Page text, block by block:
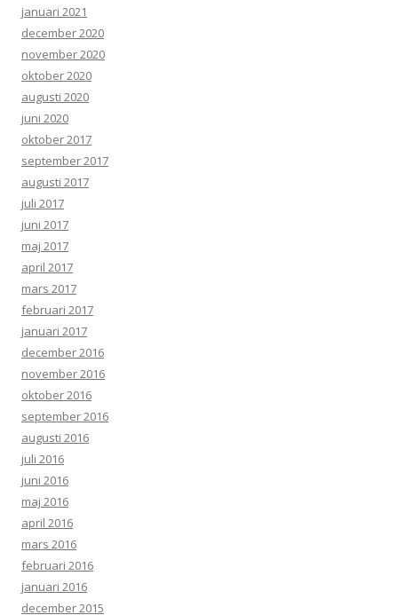
januari 2021
december 2020
november 2020
oktober 2020
augusti 2020
juni 2020
oktober 2017
september 2017
augusti 2017
juli 2017
juni 2017
maj 2017
april 2017
mars 2017
februari 2017
januari 2017
december 2016
november 2016
oktober 2016
september 2016
augusti 2016
juli 2016
juni 2016
maj 2016
april 2016
mars 2016
februari 2016
januari 2016
december 2015